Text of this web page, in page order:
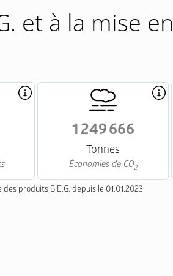
et à la mise
1 249 666
Tonnes
Économies de CO2
produits B.E.G. depuis le 01.01.2023